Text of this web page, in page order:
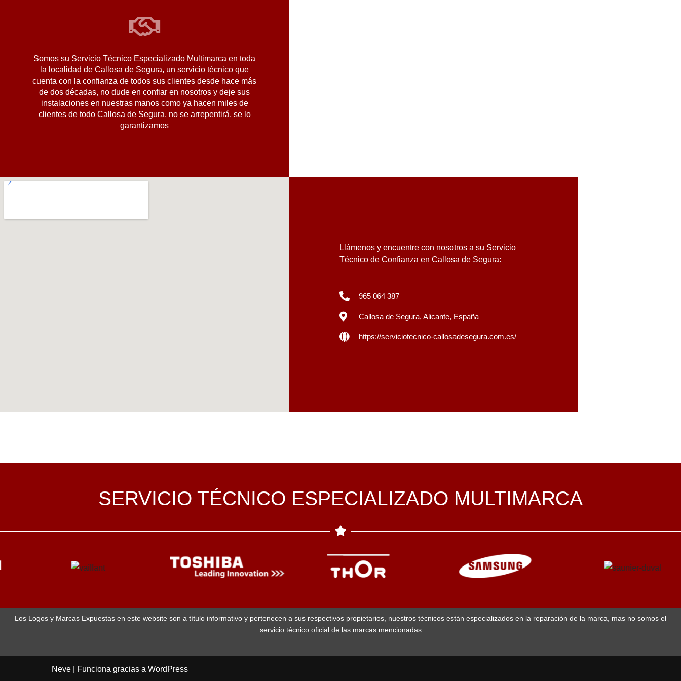
Somos su Servicio Técnico Especializado Multimarca en toda
la localidad de Callosa de Segura, un servicio técnico que
cuenta con la confianza de todos sus clientes desde hace más
de dos décadas, no dude en confiar en nosotros y deje sus
instalaciones en nuestras manos como ya hacen miles de
clientes de todo Callosa de Segura, no se arrepentirá, se lo
garantizamos
Llámenos y encuentre con nosotros a su Servicio
Técnico de Confianza en Callosa de Segura:
965 064 387
Callosa de Segura, Alicante, España
https://serviciotecnico-callosadesegura.com.es/
SERVICIO TÉCNICO ESPECIALIZADO MULTIMARCA
Los Logos y Marcas Expuestas en este website son a título informativo y pertenecen a sus respectivos propietarios, nuestros técnicos están especializados en la reparación de la marca, mas no somos el
servicio técnico oficial de las marcas mencionadas
Neve | Funciona gracias a WordPress